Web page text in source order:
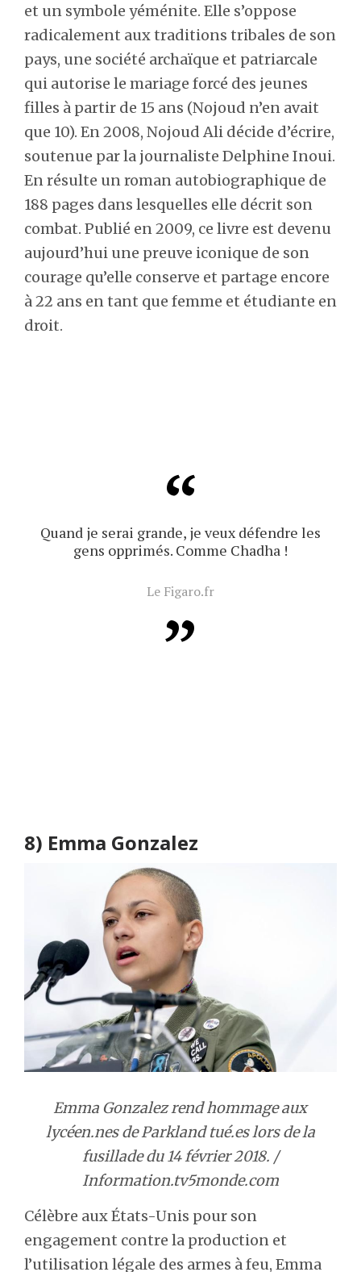
et un symbole yéménite. Elle s’oppose
radicalement aux traditions tribales de son
pays, une société archaïque et patriarcale
qui autorise le mariage forcé des jeunes
filles à partir de 15 ans (Nojoud n’en avait
que 10). En 2008, Nojoud Ali décide d’écrire,
soutenue par la journaliste Delphine Inoui.
En résulte un roman autobiographique de
188 pages dans lesquelles elle décrit son
combat. Publié en 2009, ce livre est devenu
aujourd’hui une preuve iconique de son
courage qu’elle conserve et partage encore
à 22 ans en tant que femme et étudiante en
droit.
Quand je serai grande, je veux défendre les
gens opprimés. Comme Chadha !
Le Figaro.fr
8) Emma Gonzalez
Emma Gonzalez rend hommage aux
lycéen.nes de Parkland tué.es lors de la
fusillade du 14 février 2018. /
Information.tv5monde.com
Célèbre aux États-Unis pour son
engagement contre la production et
l’utilisation légale des armes à feu, Emma